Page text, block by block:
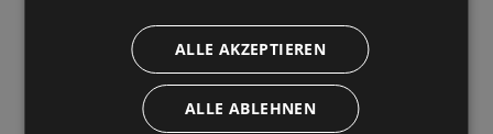
ALLE AKZEPTIEREN
ALLE ABLEHNEN